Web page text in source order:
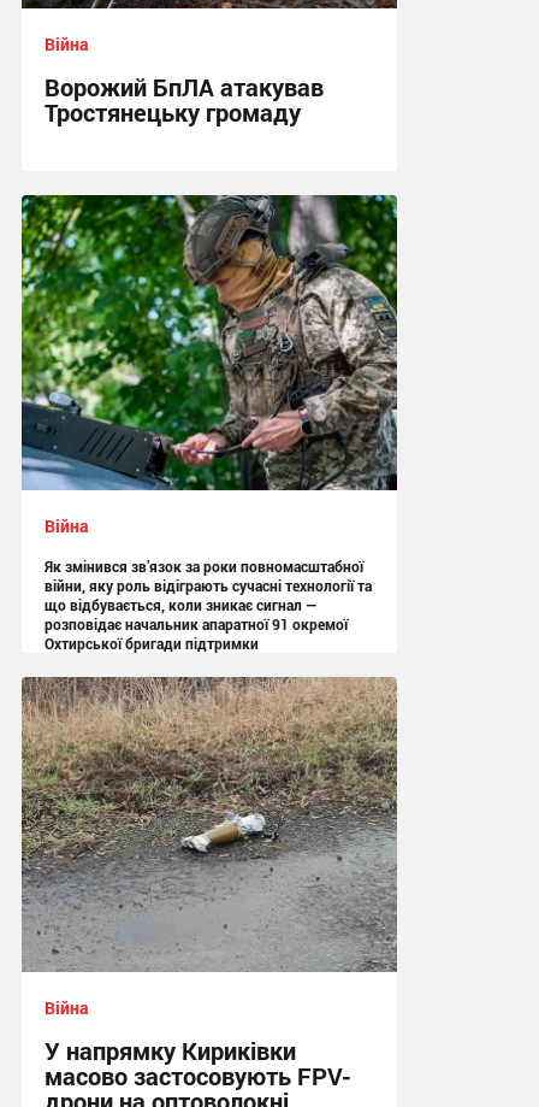
Війна
Ворожий БпЛА атакував
Тростянецьку громаду
11:26 сьогодні
Війна
Як змінився зв’язок за роки повномасштабної
війни, яку роль відіграють сучасні технології та
що відбувається, коли зникає сигнал —
розповідає начальник апаратної 91 окремої
Охтирської бригади підтримки
13:05 вчора
Війна
У напрямку Кириківки
масово застосовують FPV-